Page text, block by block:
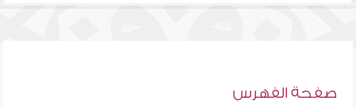
صفحة الفهرس